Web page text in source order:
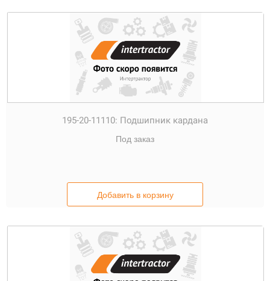
195-20-11110: Подшипник кардана
Под заказ
Добавить в корзину